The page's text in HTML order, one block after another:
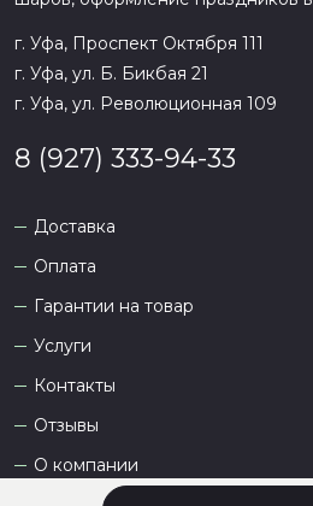
г. Уфа, Проспект Октября 111
г. Уфа, ул. Б. Бикбая 21
г. Уфа, ул. Революционная 109
8 (927) 333-94-33
Доставка
Оплата
Гарантии на товар
Услуги
Контакты
Отзывы
О компании